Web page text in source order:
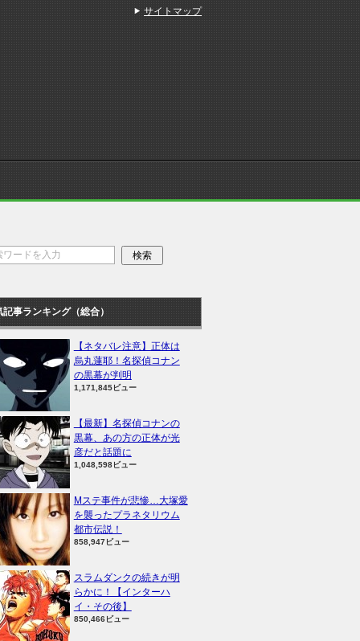
記事ランキング（総合）
【ネタバレ注意】正体は
烏丸蓮耶！名探偵コナン
の黒幕が判明
1,171,845ビュー
【最新】名探偵コナンの
黒幕、あの方の正体が光
彦だと話題に
1,048,598ビュー
Mステ事件が悲惨…大塚愛
を襲ったプラネタリウム
都市伝説！
858,947ビュー
スラムダンクの続きが明
らかに！【インターハ
イ・その後】
850,466ビュー
サイトマップ